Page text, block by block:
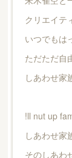
クリエイテ
いつでもは
ただただ自
しあわせ家
!ll nut up
しあわせ家
そのしあわ